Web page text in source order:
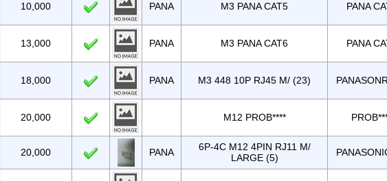
10,000 PANA M3 PANA CAT5 PANA
13,000 PANA M3 PANA CAT6 PANA
18,000 PANA M3 448 10P RJ45 M/ (23)
20,000 M12 PROB****
20,000 PANA
6P-4C M12 4PIN RJ11 M/
LARGE (5)